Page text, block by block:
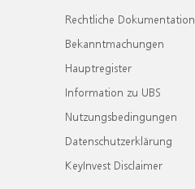
Rechtliche Dokumentation
Bekanntmachungen
Hauptregister
Information zu UBS
Nutzungsbedingungen
Datenschutzerklärung
KeyInvest Disclaimer